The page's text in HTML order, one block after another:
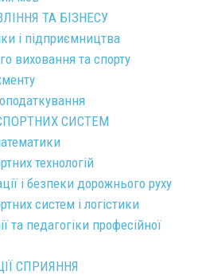
ТА БІЗНЕСУ
і підприємництва
виховання та спорту
СИСТЕМ
технологій
і безпеки дорожнього руху
систем і логістики
та педагогіки професійної
СПРИЯННЯ